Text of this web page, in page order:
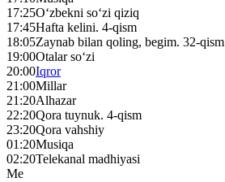
17:25O‘zbekni so‘zi qiziq
17:45Hafta kelini. 4-qism
18:05Zaynab bilan qoling, begim. 32-qism
19:00Otalar so‘zi
20:00Iqror
21:00Millar
21:20Alhazar
22:20Qora tuynuk. 4-qism
23:20Qora vahshiy
01:20Musiqa
02:20Telekanal madhiyasi
Me